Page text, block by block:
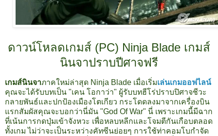
ดาวน์โหลดเกมส์ (PC) Ninja Blade เกมส์
นินจาปราบปีศาจฟรี
เกมส์นินจาภาคใหม่ล่าสุด Ninja Blade เมื่อเริ่มเล่นเกมออฟไลน์
คุณจะได้รับบทเป็น "เคน โอกาว่า" ผู้รับบทฮีโร่ปราบปิศาจชีวะ
กลายพันธ์และปกป้องเมืองโตเกียว กระโดดลงมาจากเครื่องบิน
แรกสัมผัสคุณจะบอกว่านี่มัน "God Of War" นี่ เพราะเกมนี้มีฉาก
ที่เน้นการกดปุ่มเข้าจังหวะ เพื่อหลบหลีกและโจมตีกันเกือบตลอด
ทั้งเกม ไม่ว่าจะเป็นระหว่างคัทซีนย่อยๆ การใช้ท่าคอมโบกำจัด